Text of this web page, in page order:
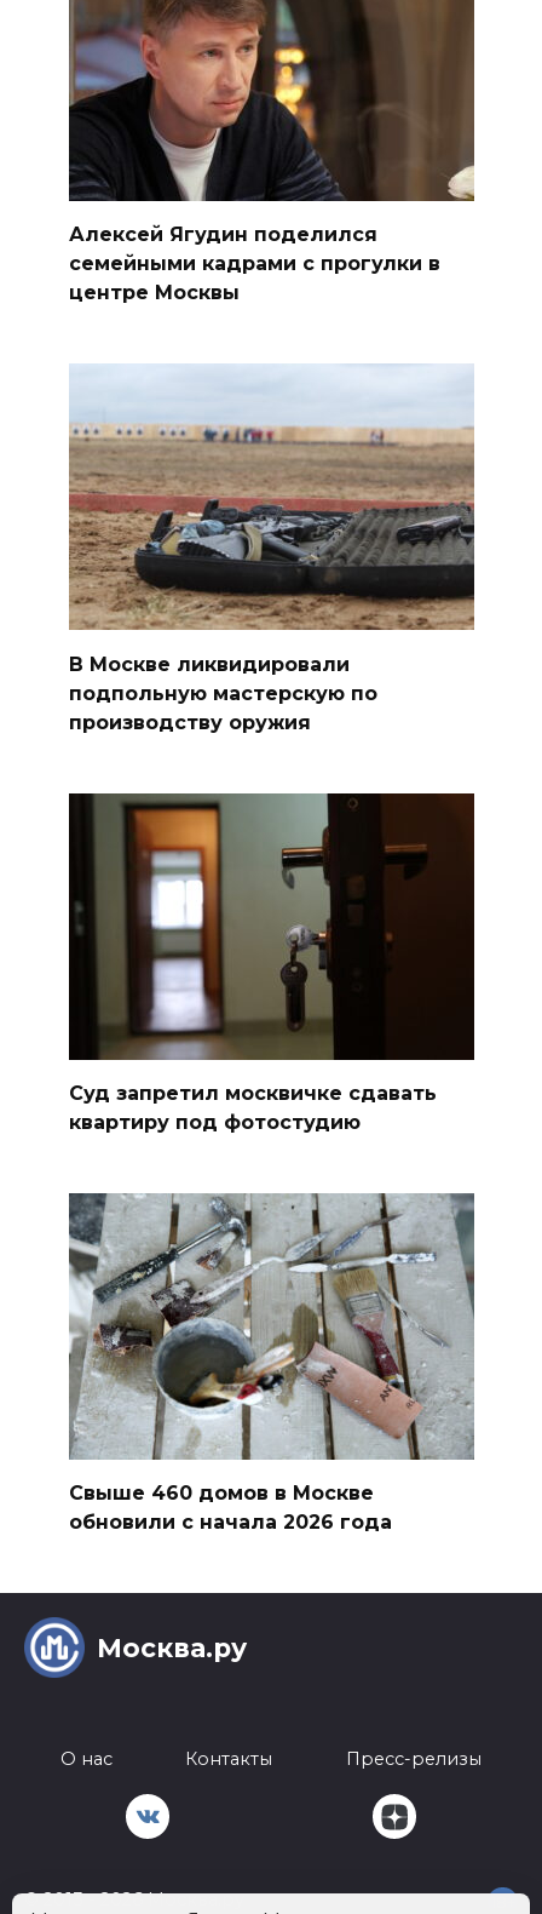
Алексей Ягудин поделился
семейными кадрами с прогулки в
центре Москвы
В Москве ликвидировали
подпольную мастерскую по
производству оружия
Суд запретил москвичке сдавать
квартиру под фотостудию
Свыше 460 домов в Москве
обновили с начала 2026 года
Москва.ру
О нас Контакты Пресс-релизы
© 2013 - 2026 Москва.ру